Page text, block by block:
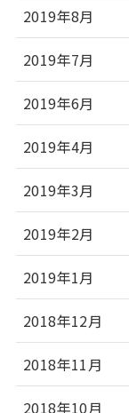
2019年8月
2019年7月
2019年6月
2019年4月
2019年3月
2019年2月
2019年1月
2018年12月
2018年11月
2018年10月